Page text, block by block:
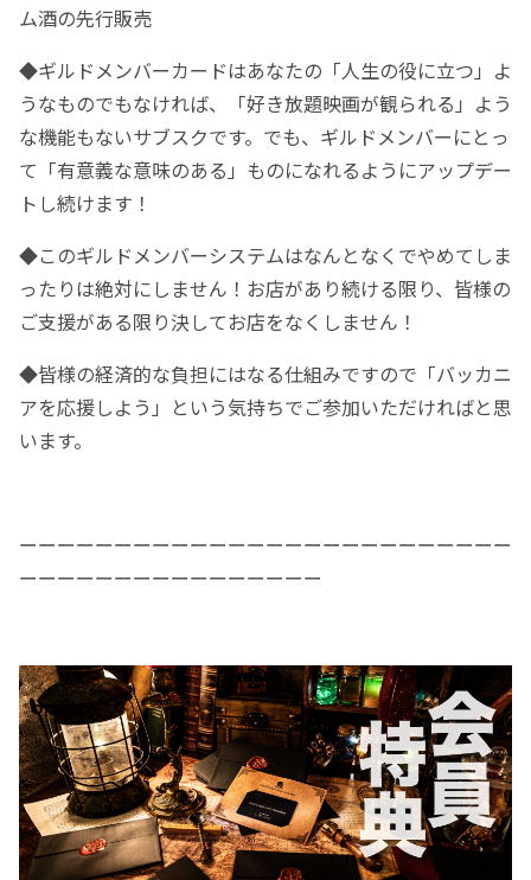
ム酒の先行販売
◆ギルドメンバーカードはあなたの「人生の役に立つ」よ
うなものでもなければ、「好き放題映画が観られる」よう
な機能もないサブスクです。でも、ギルドメンバーにとっ
て「有意義な意味のある」ものになれるようにアップデー
トし続けます！
◆このギルドメンバーシステムはなんとなくでやめてしま
ったりは絶対にしません！お店があり続ける限り、皆様の
ご支援がある限り決してお店をなくしません！
◆皆様の経済的な負担にはなる仕組みですので「バッカニ
アを応援しよう」という気持ちでご参加いただければと思
います。
ーーーーーーーーーーーーーーーーーーーーーーーーーー
ーーーーーーーーーーーーーーーー